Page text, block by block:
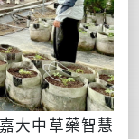
大中草藥智慧